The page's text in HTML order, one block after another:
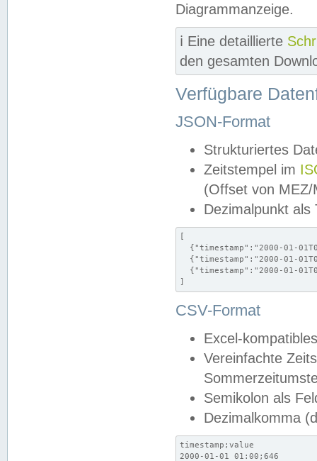
Diagrammanzeige.
ℹ️ Eine detaillierte
den gesamten
Verfügbare
JSON-Format
Strukturiertes
Zeitstempel im
(Offset von MEZ/
Dezimalpunkt als
[
{"timestamp":"2000-01-
{"timestamp":"2000-01-
{"timestamp":"2000-01-
]
CSV-Format
Excel-
Vereinfachte
Semikolon als
Dezimalkomma
timestamp;value
2000-01-01 01:00;646